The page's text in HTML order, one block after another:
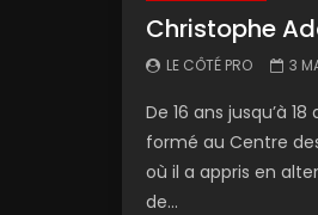
Christophe
LE CÔTÉ PRO 3
De 16 ans jusqu’à
formé au Centre
où il a appris en
de...